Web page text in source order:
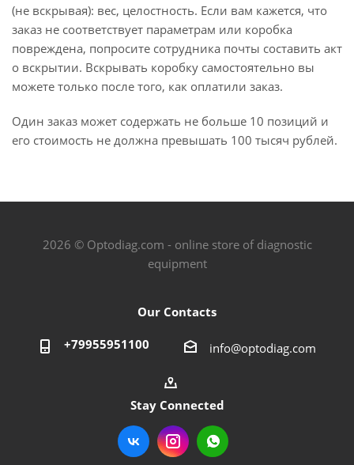
(не вскрывая): вес, целостность. Если вам кажется, что
заказ не соответствует параметрам или коробка
повреждена, попросите сотрудника почты составить акт
о вскрытии. Вскрывать коробку самостоятельно вы
можете только после того, как оплатили заказ.
Один заказ может содержать не больше 10 позиций и
его стоимость не должна превышать 100 тысяч рублей.
2026 © Optodiag.com - online store of diagnostic
equipment
Our Contacts
+79955951100 info@optodiag.com
Stay Connected